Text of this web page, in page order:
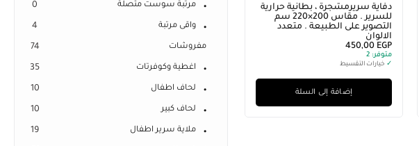
طقم ملاية سرير صغير مناسب
لفرش عدد 2 سرير اطفال او شبابى
.. الخامة: قطن الوان ثابتة سهل
700,00
خيارات التقسيط
إضافة إلى السلة
دفاية سرير، بطانية حرارية للسرير
التصوير على الطبيعة . متعدد
450,00
إضافة إلى السلة
دفاية سريرمشجرة ،
التصوير على
450,00
خيارات التقسيط
إضافة إلى
مرتبة سوست متصلة 0
واقى مرتبة 4
مفروشات 74
اغطية وكوفرتات 35
لحاف اطفال 10
لحاف كبير 10
ملاية سرير اطفال 19